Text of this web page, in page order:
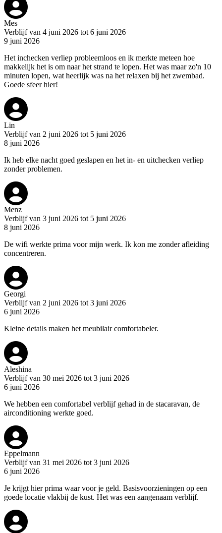
Mes
Verblijf van 4 juni 2026 tot 6 juni 2026
9 juni 2026
Het inchecken verliep probleemloos en ik merkte meteen hoe
makkelijk het is om naar het strand te lopen. Het was maar zo'n 10
minuten lopen, wat heerlijk was na het relaxen bij het zwembad.
Goede sfeer hier!
Lin
Verblijf van 2 juni 2026 tot 5 juni 2026
8 juni 2026
Ik heb elke nacht goed geslapen en het in- en uitchecken verliep
zonder problemen.
Menz
Verblijf van 3 juni 2026 tot 5 juni 2026
8 juni 2026
De wifi werkte prima voor mijn werk. Ik kon me zonder afleiding
concentreren.
Georgi
Verblijf van 2 juni 2026 tot 3 juni 2026
6 juni 2026
Kleine details maken het meubilair comfortabeler.
Aleshina
Verblijf van 30 mei 2026 tot 3 juni 2026
6 juni 2026
We hebben een comfortabel verblijf gehad in de stacaravan, de
airconditioning werkte goed.
Eppelmann
Verblijf van 31 mei 2026 tot 3 juni 2026
6 juni 2026
Je krijgt hier prima waar voor je geld. Basisvoorzieningen op een
goede locatie vlakbij de kust. Het was een aangenaam verblijf.